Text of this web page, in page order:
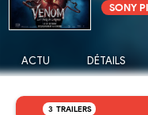
SONY
ACTU DÉTAILS
3 TRAILERS